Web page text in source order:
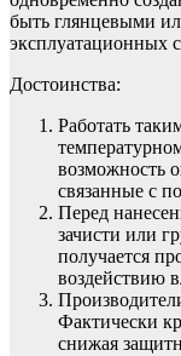
быть глянцевыми
эксплуатационных
Достоинства:
Работать
возможность
связанные с
Перед
зачисти или
получается
воздействию
Фактически
снижая